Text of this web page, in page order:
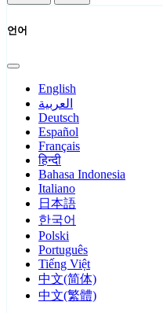
언어
English
العربية
Deutsch
Español
Français
हिन्दी
Bahasa Indonesia
Italiano
日本語
한국어
Polski
Português
Tiếng Việt
中文(简体)
中文(繁體)